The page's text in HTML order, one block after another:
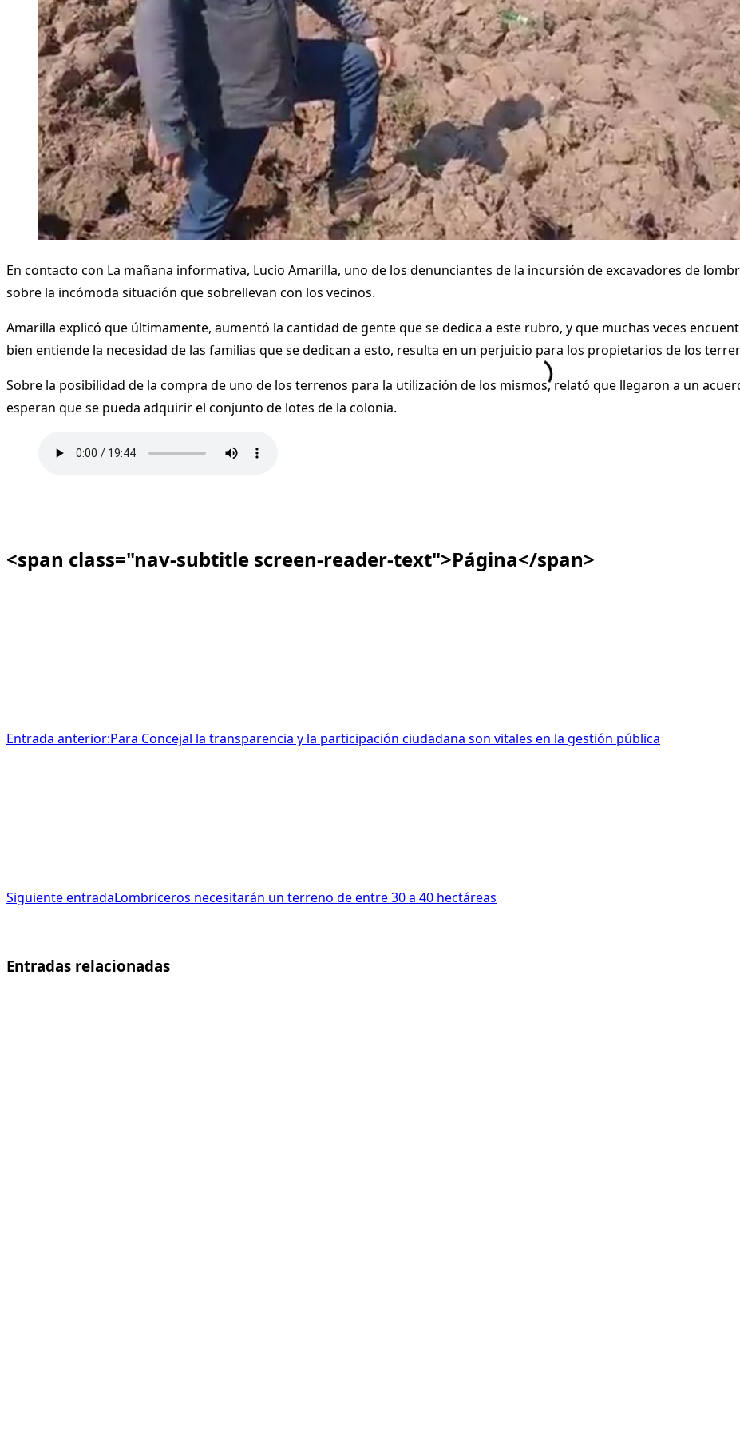
En contacto con La mañana informativa, Lucio Amarilla, uno de los denunciantes de la incursión de excavadores de
sobre la incómoda situación que sobrellevan con los vecinos.
Amarilla explicó que últimamente, aumentó la cantidad de gente que se dedica a este rubro, y que muchas veces
bien entiende la necesidad de las familias que se dedican a esto, resulta en un perjuicio para los propietarios de los
Sobre la posibilidad de la compra de uno de los terrenos para la utilización de los mismos, relató que llegaron a un
esperan que se pueda adquirir el conjunto de lotes de la colonia.
<span class="nav-subtitle screen-reader-text">Página</span>
Entrada anterior:Para Concejal la transparencia y la participación ciudadana son vitales en la gestión pública
Siguiente entradaLombriceros necesitarán un terreno de entre 30 a 40 hectáreas
Entradas relacionadas